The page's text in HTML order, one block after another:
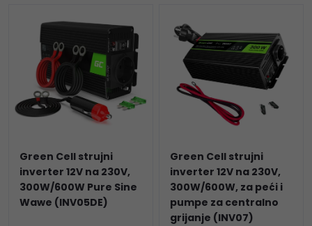
Green Cell strujni
inverter 12V na 230V,
300W/600W Pure Sine
Wawe (INV05DE)
Green Cell strujni
inverter 12V na 230V,
300W/600W, za peći i
pumpe za centralno
grijanje (INV07)